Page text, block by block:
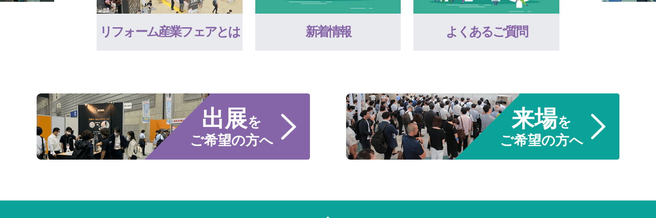
リフォーム産業フェアとは 新着情報 よくあるご質問
出展を
ご希望の方へ
来場を
ご希望の方へ